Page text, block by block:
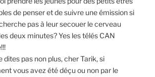
de penser et de suivre une émission si
pas à leur secouer le cerveau
deux minutes? Yes les télés CAN
dites pas non plus, cher Tarik, si
vous avez été déçu ou non par le